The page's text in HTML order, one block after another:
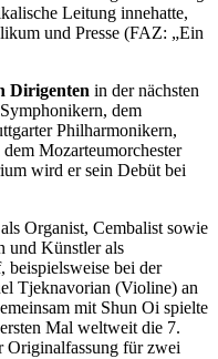
Leitung innehatte,
und Presse (FAZ: „Ein
Dirigenten in der nächsten
dem
Philharmonikern,
Mozarteumorchester
wird er sein Debüt bei
Organist, Cembalist sowie
und Künstler als
beispielsweise bei der
Tjeknavorian (Violine) an
mit Shun Oi spielte
Mal weltweit die 7.
Originalfassung für zwei